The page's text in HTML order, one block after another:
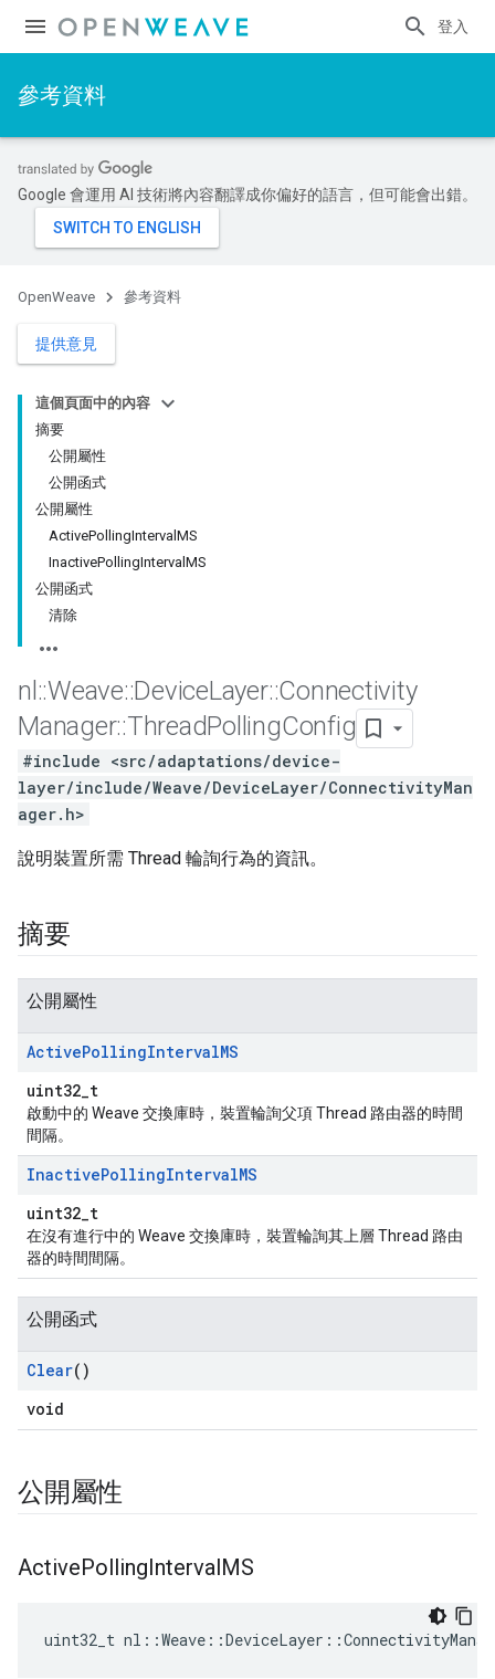
登入
參考資料
Google 會運用 AI 技術將內容翻譯成你偏好的語言，但可能會出錯。
OpenWeave 參考資料
提供意見
這個頁面中的內容
摘要
公開屬性
公開函式
公開屬性
ActivePollingIntervalMS
InactivePollingIntervalMS
公開函式
清除
nl ::Weave::DeviceLayer::Connectivity
Manager::ThreadPollingConfig
#include <src/adaptations/device-
layer/include/Weave/DeviceLayer/ConnectivityMan
ager.h>
說明裝置所需 Thread 輪詢行為的資訊。
摘要
公開屬性
ActivePollingIntervalMS
uint32_t
啟動中的 Weave 交換庫時，裝置輪詢父項 Thread 路由器的時間
間隔。
InactivePollingIntervalMS
uint32_t
在沒有進行中的 Weave 交換庫時，裝置輪詢其上層 Thread 路由
器的時間間隔。
公開函式
Clear()
void
公開屬性
ActivePollingIntervalMS
uint32_t